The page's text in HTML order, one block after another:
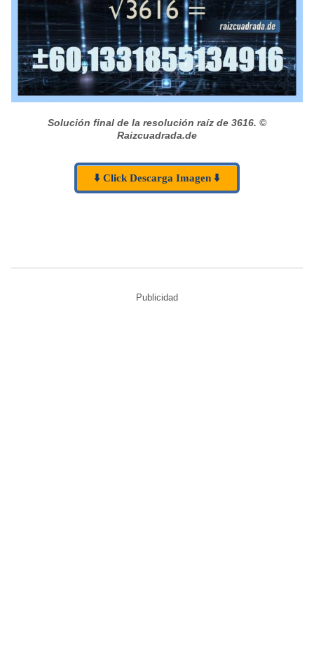
Solución final de la resolución raíz de 3616. ©
Raizcuadrada.de
⬇️ Click Descarga Imagen ⬇️
Publicidad